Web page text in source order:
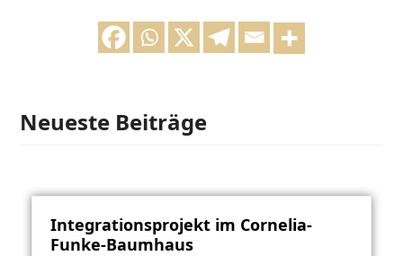
Neueste Beiträge
Integrationsprojekt im Cornelia-
Funke-Baumhaus